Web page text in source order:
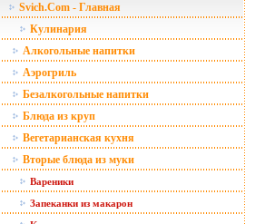
Svich.Com - Главная
Кулинария
Алкогольные напитки
Аэрогриль
Безалкогольные напитки
Блюда из круп
Вегетарианская кухня
Вторые блюда из муки
Вареники
Запеканки из макарон